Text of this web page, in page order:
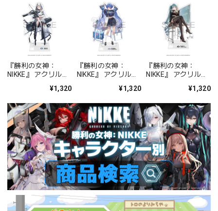
『勝利の女神：
NIKKE』 アクリルス
¥1,320
『勝利の女神：
NIKKE』 アクリルス
ォーチュンメイト
¥1,320
『勝利の女神：
NIKKE』 アクリルス
シャープレッスン
¥1,320